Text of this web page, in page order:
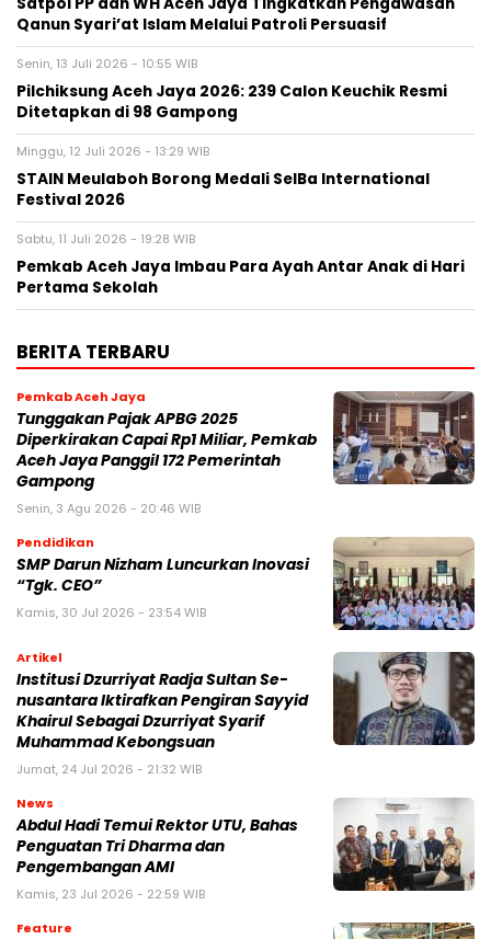
Qanun Syari’at Islam Melalui Patroli Persuasif
Senin, 13 Juli 2026 - 10:55 WIB
Pilchiksung Aceh Jaya 2026: 239 Calon Keuchik Resmi
Ditetapkan di 98 Gampong
Minggu, 12 Juli 2026 - 13:29 WIB
STAIN Meulaboh Borong Medali SeIBa International
Festival 2026
Sabtu, 11 Juli 2026 - 19:28 WIB
Pemkab Aceh Jaya Imbau Para Ayah Antar Anak di Hari
Pertama Sekolah
BERITA TERBARU
Pemkab Aceh Jaya
Tunggakan Pajak APBG 2025
Diperkirakan Capai Rp1 Miliar, Pemkab
Aceh Jaya Panggil 172 Pemerintah
Gampong
Senin, 3 Agu 2026 - 20:46 WIB
Pendidikan
SMP Darun Nizham Luncurkan Inovasi
“Tgk. CEO”
Kamis, 30 Jul 2026 - 23:54 WIB
Artikel
Institusi Dzurriyat Radja Sultan Se-
nusantara Iktirafkan Pengiran Sayyid
Khairul Sebagai Dzurriyat Syarif
Muhammad Kebongsuan
Jumat, 24 Jul 2026 - 21:32 WIB
News
Abdul Hadi Temui Rektor UTU, Bahas
Penguatan Tri Dharma dan
Pengembangan AMI
Kamis, 23 Jul 2026 - 22:59 WIB
Feature